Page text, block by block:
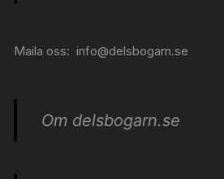
Maila oss:info@delsbogarn.se
Om delsbogarn.se